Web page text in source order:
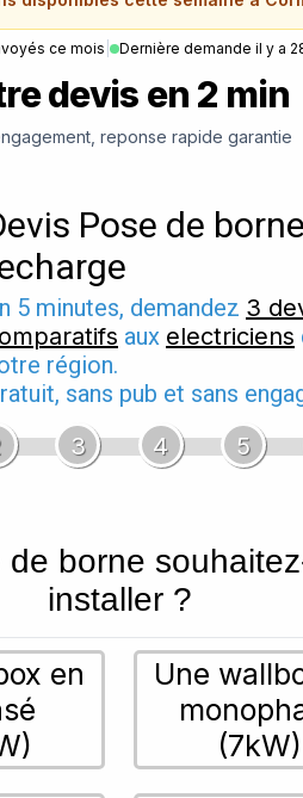
ce mois Dernière demande il y a
devis en 2 min
reponse rapide garantie
Pose de
5 minutes, demandez 3
aux electriciens
région.
sans pub et sans
3 4 5
de borne
installer ?
en
Une
(7kW)